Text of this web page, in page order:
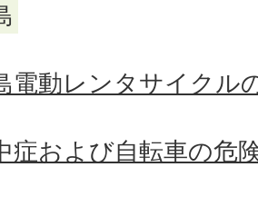
電動レンタサイクル
症および自転車の危